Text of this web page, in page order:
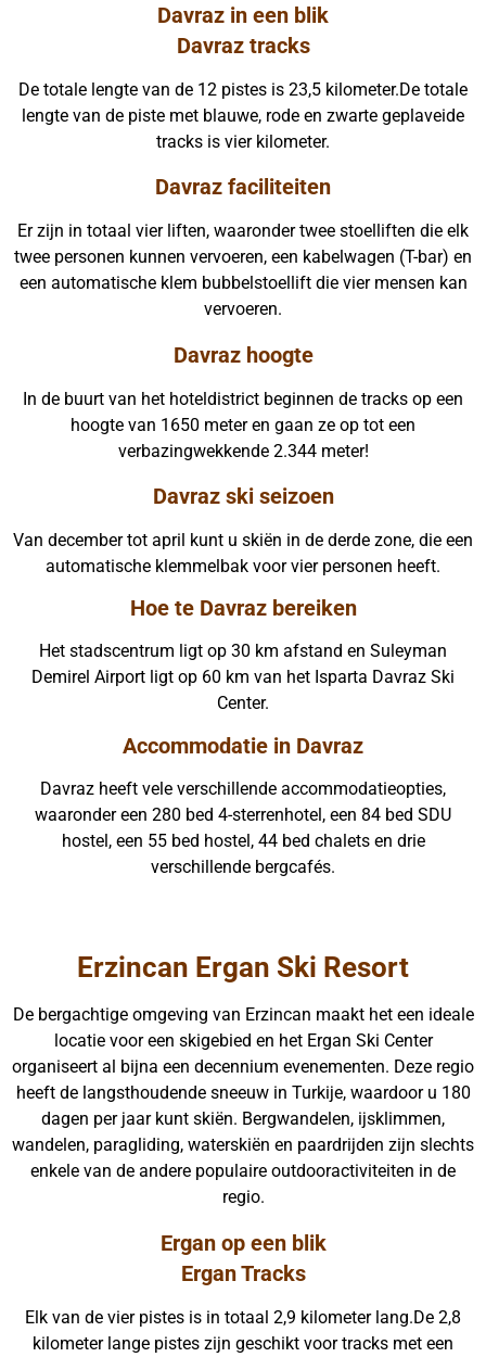
Davraz in een blik
Davraz tracks
De totale lengte van de 12 pistes is 23,5 kilometer.De totale
lengte van de piste met blauwe, rode en zwarte geplaveide
tracks is vier kilometer.
Davraz faciliteiten
Er zijn in totaal vier liften, waaronder twee stoelliften die elk
twee personen kunnen vervoeren, een kabelwagen (T-bar) en
een automatische klem bubbelstoellift die vier mensen kan
vervoeren.
Davraz hoogte
In de buurt van het hoteldistrict beginnen de tracks op een
hoogte van 1650 meter en gaan ze op tot een
verbazingwekkende 2.344 meter!
Davraz ski seizoen
Van december tot april kunt u skiën in de derde zone, die een
automatische klemmelbak voor vier personen heeft.
Hoe te Davraz bereiken
Het stadscentrum ligt op 30 km afstand en Suleyman
Demirel Airport ligt op 60 km van het Isparta Davraz Ski
Center.
Accommodatie in Davraz
Davraz heeft vele verschillende accommodatieopties,
waaronder een 280 bed 4-sterrenhotel, een 84 bed SDU
hostel, een 55 bed hostel, 44 bed chalets en drie
verschillende bergcafés.
Erzincan Ergan Ski Resort
De bergachtige omgeving van Erzincan maakt het een ideale
locatie voor een skigebied en het Ergan Ski Center
organiseert al bijna een decennium evenementen. Deze regio
heeft de langsthoudende sneeuw in Turkije, waardoor u 180
dagen per jaar kunt skiën. Bergwandelen, ijsklimmen,
wandelen, paragliding, waterskiën en paardrijden zijn slechts
enkele van de andere populaire outdooractiviteiten in de
regio.
Ergan op een blik
Ergan Tracks
Elk van de vier pistes is in totaal 2,9 kilometer lang.De 2,8
kilometer lange pistes zijn geschikt voor tracks met een